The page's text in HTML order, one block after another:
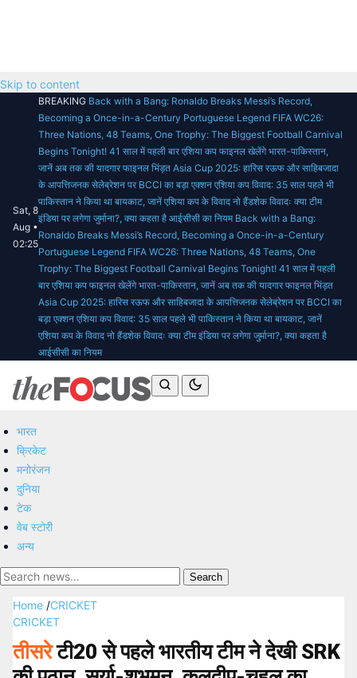
Skip to content
Sat, 8
Aug •
02:25
BREAKING Back with a Bang: Ronaldo Breaks Messi’s Record,
Becoming a Once-in-a-Century Portuguese Legend FIFA WC26:
Three Nations, 48 Teams, One Trophy: The Biggest Football Carnival
Begins Tonight! 41 साल में पहली बार एशिया कप फाइनल खेलेंगे भारत-पाकिस्तान,
जानें अब तक की यादगार फाइनल भिंड़त Asia Cup 2025: हारिस रऊफ और साहिबजादा
के आपत्तिजनक सेलेब्रेशन पर BCCI का बड़ा एक्शन एशिया कप विवाद: 35 साल पहले भी
पाकिस्तान ने किया था बायकाट, जानें एशिया कप के विवाद नो हैंडशेक विवादः क्या टीम
इंडिया पर लगेगा जुर्माना?, क्या कहता है आईसीसी का नियम Back with a Bang:
Ronaldo Breaks Messi’s Record, Becoming a Once-in-a-Century
Portuguese Legend FIFA WC26: Three Nations, 48 Teams, One
Trophy: The Biggest Football Carnival Begins Tonight! 41 साल में पहली
बार एशिया कप फाइनल खेलेंगे भारत-पाकिस्तान, जानें अब तक की यादगार फाइनल भिंड़त
Asia Cup 2025: हारिस रऊफ और साहिबजादा के आपत्तिजनक सेलेब्रेशन पर BCCI का
बड़ा एक्शन एशिया कप विवाद: 35 साल पहले भी पाकिस्तान ने किया था बायकाट, जानें
एशिया कप के विवाद नो हैंडशेक विवादः क्या टीम इंडिया पर लगेगा जुर्माना?, क्या कहता है
आईसीसी का नियम
भारत
क्रिकेट
मनोरंजन
दुनिया
टेक
वेब स्टोरी
अन्य
Search
Home /CRICKET
CRICKET
तीसरेटी20 से पहले भारतीय टीम ने देखी SRK